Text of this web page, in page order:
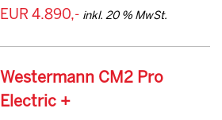
EUR 4.890,- inkl. 20 % MwSt.
Westermann CM2 Pro
Electric +